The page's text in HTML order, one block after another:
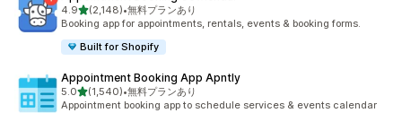
4.95つ星中
(2,148)
合計レビュー数：2148件
•無料プランあり
Booking app for appointments, rentals, events & booking forms.
Built for Shopify
Appointment Booking App Apntly
5.05つ星中
(1,540)
合計レビュー数：1540件
•無料プランあり
Appointment booking app to schedule services & events calendar